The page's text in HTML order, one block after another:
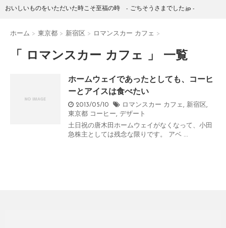
おいしいものをいただいた時こそ至福の時 - ごちそうさまでした.jp -
ホーム > 東京都 > 新宿区 > ロマンスカー カフェ >
「 ロマンスカー カフェ 」 一覧
ホームウェイであったとしても、コーヒ
ーとアイスは食べたい
2013/05/10 ロマンスカー カフェ , 新宿区 ,
東京都 コーヒー, デザート
土日祝の唐木田ホームウェイがなくなって、小田
急株主としては残念な限りです。 アベ ...